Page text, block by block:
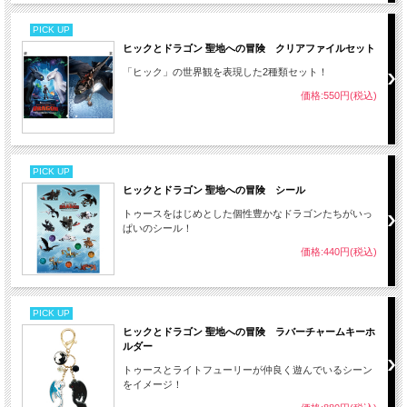
PICK UP
ヒックとドラゴン 聖地への冒険 クリアファイルセット
「ヒック」の世界観を表現した2種類セット！
価格:550円(税込)
PICK UP
ヒックとドラゴン 聖地への冒険 シール
トゥースをはじめとした個性豊かなドラゴンたちがいっ
ぱいのシール！
価格:440円(税込)
PICK UP
ヒックとドラゴン 聖地への冒険 ラバーチャームキーホ
ルダー
トゥースとライトフューリーが仲良く遊んでいるシーン
をイメージ！